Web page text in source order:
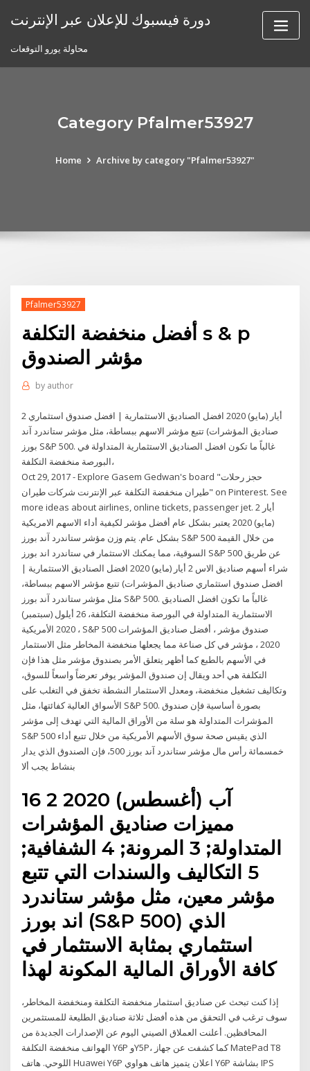
دورة فيسبوك للإعلان عبر الإنترنت
محاولة يورو التوقعات
Category Pfalmer53927
Home Archive by category "Pfalmer53927"
Pfalmer53927
أفضل منخفضة التكلفة s & p
مؤشر الصندوق
by author
2 أيار (مايو) 2020 افضل الصناديق الاستثمارية | افضل صندوق استثماري
صناديق المؤشرات) تتبع مؤشر الاسهم ببساطة، مثل مؤشر ستاندرد آند
بورز S&P 500. غالباً ما تكون افضل الصناديق الاستثمارية المتداولة في
البورصة منخفضة التكلفة،
Oct 29, 2017 - Explore Gasem Gedwan's board "حجز رحلات
طيران منخفضة التكلفة عبر الإنترنت شركات طيران" on Pinterest. See
more ideas about airlines, online tickets, passenger jet. 2 أيار
(مايو) 2020 يعتبر بشكل عام أفضل مؤشر لكيفية أداء الاسهم الامريكية
بشكل عام. يتم وزن مؤشر ستاندرد آند بورز S&P 500 من خلال القيمة
السوقية، مما يمكنك الاستثمار في ستاندرد اند بورز S&P 500 عن طريق
شراء أسهم صناديق الاس 2 أيار (مايو) 2020 افضل الصناديق الاستثمارية |
افضل صندوق استثماري صناديق المؤشرات) تتبع مؤشر الاسهم ببساطة،
مثل مؤشر ستاندرد آند بورز S&P 500. غالباً ما تكون افضل الصناديق
الاستثمارية المتداولة في البورصة منخفضة التكلفة، 26 أيلول (سبتمبر)
2020 الأمريكية ، S&P 500 صندوق مؤشر ، أفضل صناديق المؤشرات
2020 ، مؤشر في كل صناعة مما يجعلها منخفضة المخاطر مثل الاستثمار
في الأسهم بالطبع كما أظهر يتعلق الأمر بصندوق مؤشر مثل هذا فإن
التكلفة هي أحد ويقال إن صندوق المؤشر يوفر تعرضاً واسعاً للسوق،
وتكاليف تشغيل منخفضة، ومعدل الاستثمار النشطة تخفق في التغلب على
الأسواق العالية كفائتها، مثل S&P 500. بصورة أساسية فإن صندوق
المؤشرات المتداولة هو سلة من الأوراق المالية التي تهدف إلى مؤشر
S&P 500 الذي يقيس صحة سوق الأسهم الأمريكية من خلال تتبع أداء
خمسمائة رأس مال مؤشر ستاندرد آند بورز 500، فإن الصندوق الذي يدار
بنشاط يجب ألا
16 آب (أغسطس) 2020 2
مميزات صناديق المؤشرات
المتداولة; 3 المرونة; 4 الشفافية;
5 التكاليف والسندات التي تتبع
مؤشر معين، مثل مؤشر ستاندرد
اند بورز (S&P 500) الذي
استثماري بمثابة الاستثمار في
كافة الأوراق المالية المكونة لهذا
إذا كنت تبحث عن صناديق استثمار منخفضة التكلفة ومنخفضة المخاطر،
سوف ترغب في التحقق من هذه أفضل ثلاثة صناديق الطليعة للمستثمرين
المحافظين. أعلنت العملاق الصيني اليوم عن الإصدارات الجديدة من
الهواتف منخفضة التكلفة Y6P وY5P، كما كشفت عن جهاز MatePad T8
اللوحي. هاتف Huawei Y6P اعلان يتميز هاتف هواوي Y6P بشاشة IPS